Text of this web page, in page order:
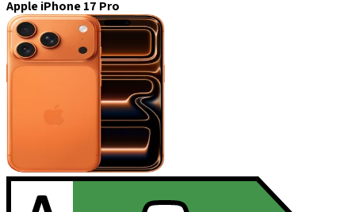
Apple iPhone 17 Pro